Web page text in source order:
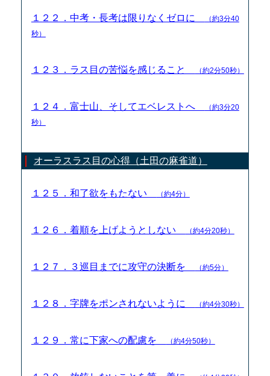
１２２．中考・長考は限りなくゼロに
（約3分40
秒）
１２３．ラス目の苦悩を感じること （約2分50秒）
１２４．富士山、そしてエベレストへ
（約3分20
秒）
オーラスラス目の心得（土田の麻雀道）
１２５．和了欲をもたない （約4分）
１２６．着順を上げようとしない （約4分20秒）
１２７．３巡目までに攻守の決断を （約5分）
１２８．字牌をポンされないように （約4分30秒）
１２９．常に下家への配慮を （約4分50秒）